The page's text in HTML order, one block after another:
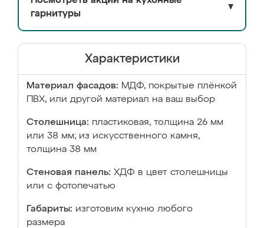
гарнитуры
▼
Характеристики
Материал фасадов: МДФ, покрытые плёнкой
ПВХ, или другой материал на ваш выбор
Столешница: пластиковая, толщина 26 мм
или 38 мм; из искусственного камня,
толщина 38 мм
Стеновая панель: ХДФ в цвет столешницы
или с фотопечатью
Габариты: изготовим кухню любого
размера